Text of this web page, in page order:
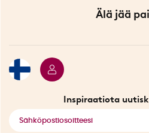
Myymälä
Älä jää
Inspiraatiota